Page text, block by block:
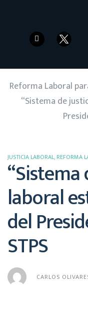
Reforma Laboral
“Sistema de
JUSTICIA LABORAL,REFORMA
laboral
del
STPS
CARLOS